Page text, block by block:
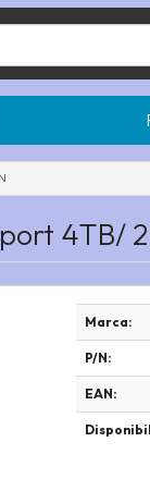
4TB/
Marca:
P/N:
EAN: